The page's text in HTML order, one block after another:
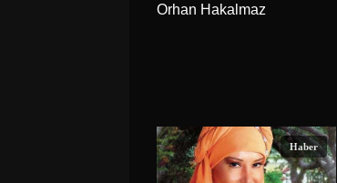
Orhan Hakalmaz
Haber